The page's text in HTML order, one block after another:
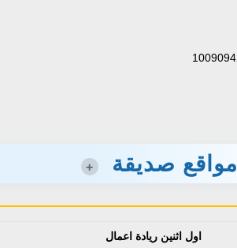
مواقع صديقة +
اول اثنين ريادة اعمال